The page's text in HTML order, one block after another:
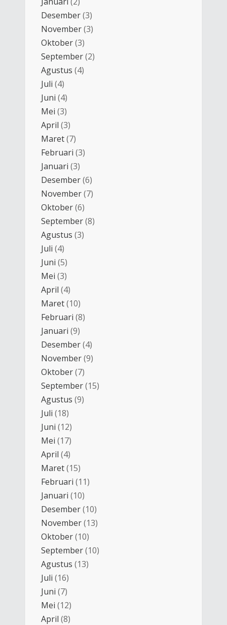
Desember(3)
November(3)
Oktober(3)
September(2)
Agustus (4)
Juli (4)
Juni (4)
Mei (3)
April (3)
Maret(7)
Februari (3)
Januari (3)
Desember(6)
November(7)
Oktober(6)
September(8)
Agustus (3)
Juli (4)
Juni (5)
Mei (3)
April (4)
Maret(10)
Februari (8)
Januari (9)
Desember(4)
November(9)
Oktober(7)
September(15)
Agustus (9)
Juli (18)
Juni (12)
Mei (17)
April (4)
Maret(15)
Februari (11)
Januari (10)
Desember(10)
November(13)
Oktober(10)
September(10)
Agustus (13)
Juli (16)
Juni (7)
Mei (12)
April (8)